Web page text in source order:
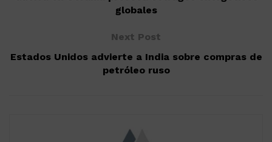
globales
Next Post
Estados Unidos advierte a India sobre compras de
petróleo ruso